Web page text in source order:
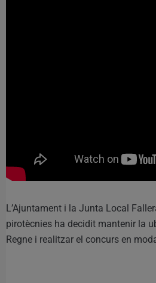
L’Ajuntament i la Junta Local
pirotècnies ha decidit mantenir la
Regne i realitzar el concurs en